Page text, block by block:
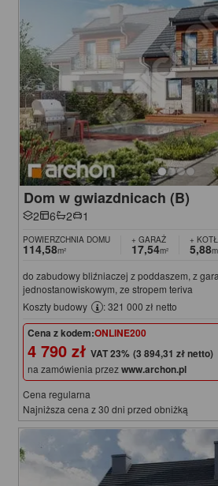
Dom w gwiazdnicach (B)
2 6 2 1
POWIERZCHNIA DOMU
114,58m²
+ GARAŻ
17,54m²
+
5,88
do zabudowy bliźniaczej z poddaszem, z
jednostanowiskowym, ze stropem teriva
Koszty budowy
: 321 000 zł netto
Cena z kodem:ONLINE200
4 790 zł (3 894,31 zł netto)
na zamówienia przezwww.archon.pl
Cena regularna
Najniższa cena z 30 dni przed obniżką